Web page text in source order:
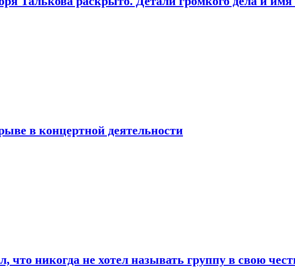
в концертной деятельности
что никогда не хотел называть группу в свою